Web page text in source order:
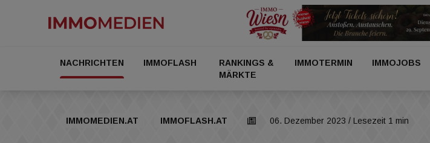
NACHRICHTEN IMMOFLASH
RANKINGS &
MÄRKTE
IMMOTERMIN IMMOJOBS
IMMOMEDIEN.AT IMMOFLASH.AT 06. Dezember 2023 / Lesezeit 1 min